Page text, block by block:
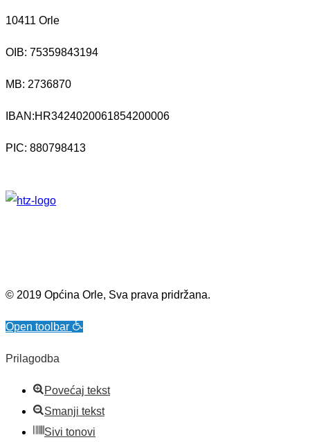
10411 Orle
OIB: 75359843194
MB: 2736870
IBAN:HR3424020061854200006
PIC: 880798413
© 2019 Općina Orle, Sva prava pridržana.
Open toolbar
Prilagodba
Povećaj tekst
Smanji tekst
Sivi tonovi